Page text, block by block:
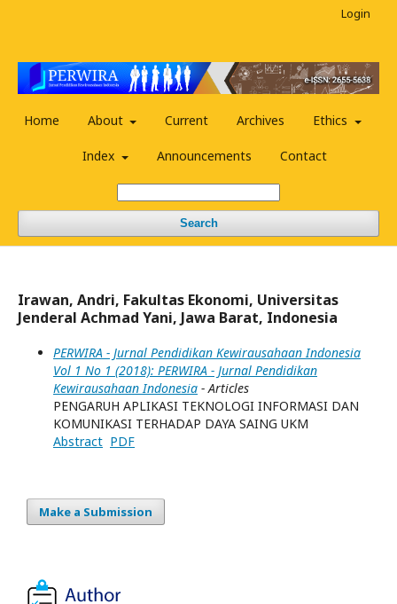
Home About Current Archives Ethics
Index Announcements Contact
Search
Login
Irawan, Andri, Fakultas Ekonomi, Universitas
Jenderal Achmad Yani, Jawa Barat, Indonesia
PERWIRA - Jurnal Pendidikan Kewirausahaan Indonesia
Vol 1 No 1 (2018): PERWIRA - Jurnal Pendidikan
Kewirausahaan Indonesia - Articles
PENGARUH APLIKASI TEKNOLOGI INFORMASI DAN
KOMUNIKASI TERHADAP DAYA SAING UKM
Abstract PDF
Make a Submission